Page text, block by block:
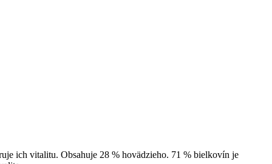
ich vitalitu. Obsahuje 28 % hovädzieho. 71 % bielkovín je